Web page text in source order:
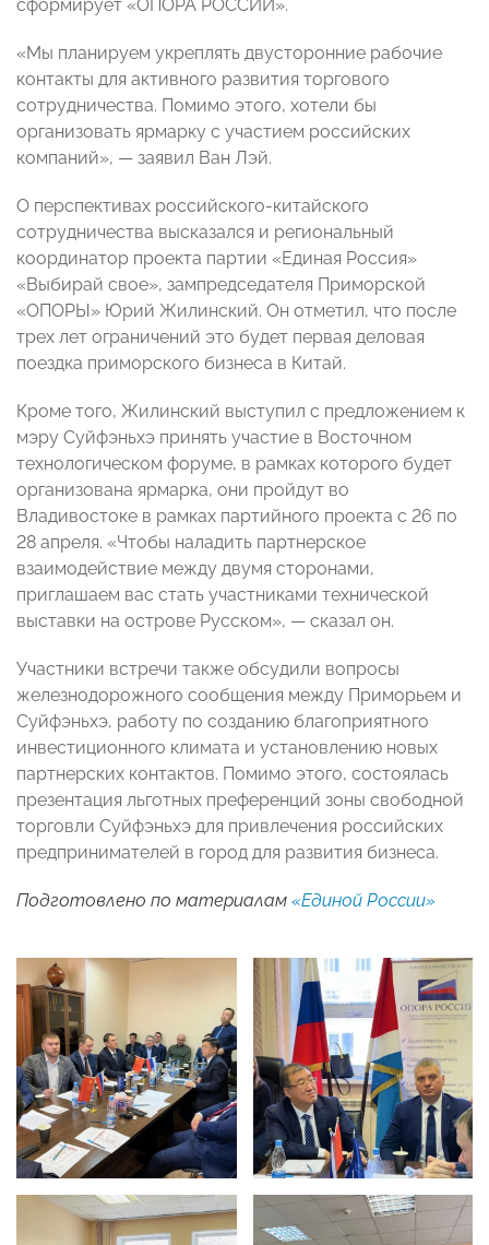
сформирует «ОПОРА РОССИИ».
«Мы планируем укреплять двусторонние рабочие
контакты для активного развития торгового
сотрудничества. Помимо этого, хотели бы
организовать ярмарку с участием российских
компаний», — заявил Ван Лэй.
О перспективах российского-китайского
сотрудничества высказался и региональный
координатор проекта партии «Единая Россия»
«Выбирай свое», зампредседателя Приморской
«ОПОРЫ» Юрий Жилинский. Он отметил, что после
трех лет ограничений это будет первая деловая
поездка приморского бизнеса в Китай.
Кроме того, Жилинский выступил с предложением к
мэру Суйфэньхэ принять участие в Восточном
технологическом форуме, в рамках которого будет
организована ярмарка, они пройдут во
Владивостоке в рамках партийного проекта с 26 по
28 апреля. «Чтобы наладить партнерское
взаимодействие между двумя сторонами,
приглашаем вас стать участниками технической
выставки на острове Русском», — сказал он.
Участники встречи также обсудили вопросы
железнодорожного сообщения между Приморьем и
Суйфэньхэ, работу по созданию благоприятного
инвестиционного климата и установлению новых
партнерских контактов. Помимо этого, состоялась
презентация льготных преференций зоны свободной
торговли Суйфэньхэ для привлечения российских
предпринимателей в город для развития бизнеса.
Подготовлено по материалам «Единой России»